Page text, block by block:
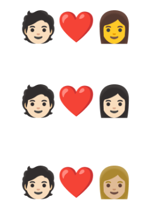
🧑🏻‍❤️‍👩
🧑🏻‍❤️‍👩🏻
🧑🏻‍❤️‍👩🏼